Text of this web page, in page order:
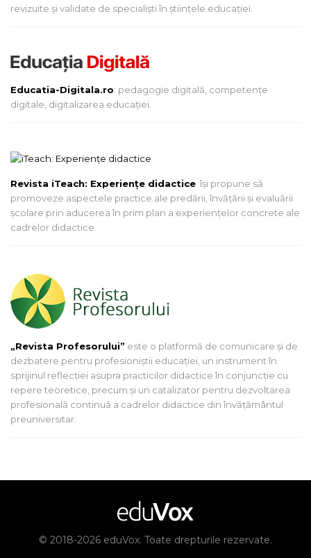
revizuite și validate de specialiști în științele educației.
Educatia-Digitala.ro: pedagogie digitală, competențe
digitale, digitalizarea educației.
Revista iTeach: Experienţe didactice îşi propune să
promoveze aspectele practice ale predării, învăţării şi evaluării
şcolare prin aducerea în prim plan a experienţelor concrete ale
cadrelor didactice.
„Revista Profesorului” este o platformă de comunicare și de
dezbatere pentru profesioniștii educației, un instrument în
sprijinul reflecției asupra practicilor didactice în conjuncție cu
repere teoretice, precum și un catalizator pentru dezvoltarea
profesională continuă a cadrelor didactice din învățământul
preuniversitar.
© 2018-2026 eduVox. Toate drepturile rezervate.